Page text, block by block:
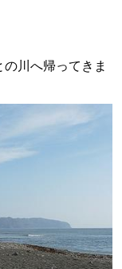
川へ帰ってきま